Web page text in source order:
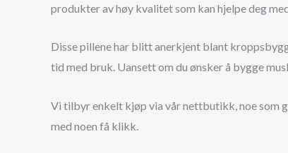
produkter av høy kvalitet som kan hjelpe deg
Disse pillene har blitt anerkjent blant
tid med bruk. Uansett om du ønsker å bygge
Vi tilbyr enkelt kjøp via vår nettbutikk, noe som
med noen få klikk.